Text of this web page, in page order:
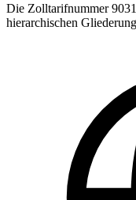
Die Zolltarifnummer
hierarchischen